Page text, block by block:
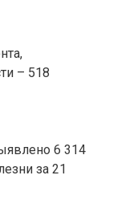
– 518
6 314
за 21